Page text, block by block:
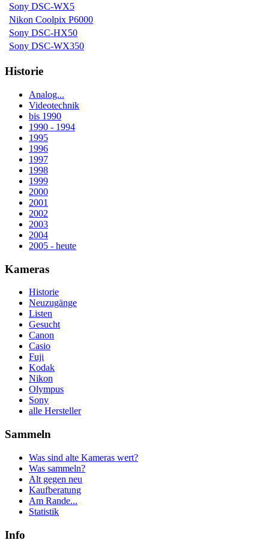
Sony DSC-WX5
Nikon Coolpix P6000
Sony DSC-HX50
Sony DSC-WX350
Historie
Analog...
Videotechnik
bis 1990
1990 - 1994
1995
1996
1997
1998
1999
2000
2001
2002
2003
2004
2005 - heute
Kameras
Historie
Neuzugänge
Listen
Gesucht
Canon
Casio
Fuji
Kodak
Nikon
Olympus
Sony
alle Hersteller
Sammeln
Was sind alte Kameras wert?
Was sammeln?
Alt gegen neu
Kaufberatung
Am Rande...
Statistik
Info